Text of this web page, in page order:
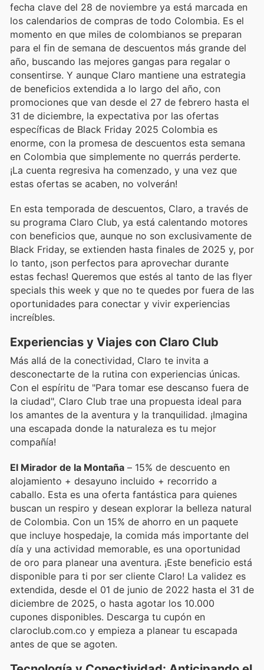
fecha clave del 28 de noviembre ya está marcada en
los calendarios de compras de todo Colombia. Es el
momento en que miles de colombianos se preparan
para el fin de semana de descuentos más grande del
año, buscando las mejores gangas para regalar o
consentirse. Y aunque Claro mantiene una estrategia
de beneficios extendida a lo largo del año, con
promociones que van desde el 27 de febrero hasta el
31 de diciembre, la expectativa por las ofertas
específicas de Black Friday 2025 Colombia es
enorme, con la promesa de descuentos esta semana
en Colombia que simplemente no querrás perderte.
¡La cuenta regresiva ha comenzado, y una vez que
estas ofertas se acaben, no volverán!
En esta temporada de descuentos, Claro, a través de
su programa Claro Club, ya está calentando motores
con beneficios que, aunque no son exclusivamente de
Black Friday, se extienden hasta finales de 2025 y, por
lo tanto, ¡son perfectos para aprovechar durante
estas fechas! Queremos que estés al tanto de las flyer
specials this week y que no te quedes por fuera de las
oportunidades para conectar y vivir experiencias
increíbles.
Experiencias y Viajes con Claro Club
Más allá de la conectividad, Claro te invita a
desconectarte de la rutina con experiencias únicas.
Con el espíritu de "Para tomar ese descanso fuera de
la ciudad", Claro Club trae una propuesta ideal para
los amantes de la aventura y la tranquilidad. ¡Imagina
una escapada donde la naturaleza es tu mejor
compañía!
El Mirador de la Montaña – 15% de descuento en
alojamiento + desayuno incluido + recorrido a
caballo. Esta es una oferta fantástica para quienes
buscan un respiro y desean explorar la belleza natural
de Colombia. Con un 15% de ahorro en un paquete
que incluye hospedaje, la comida más importante del
día y una actividad memorable, es una oportunidad
de oro para planear una aventura. ¡Este beneficio está
disponible para ti por ser cliente Claro! La validez es
extendida, desde el 01 de junio de 2022 hasta el 31 de
diciembre de 2025, o hasta agotar los 10.000
cupones disponibles. Descarga tu cupón en
claroclub.com.co y empieza a planear tu escapada
antes de que se agoten.